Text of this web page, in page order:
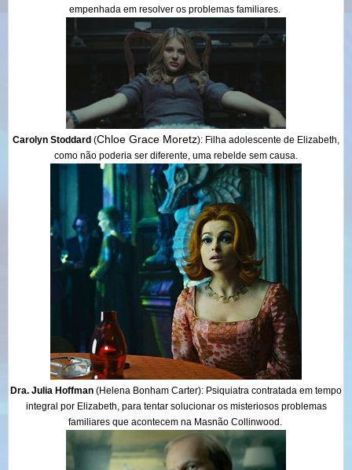
empenhada em resolver os problemas familiares.
Carolyn Stoddard (Chloe Grace Moretz): Filha adolescente de Elizabeth,
como não poderia ser diferente, uma rebelde sem causa.
Dra. Julia Hoffman (Helena Bonham Carter): Psiquiatra contratada em tempo
integral por Elizabeth, para tentar solucionar os misteriosos problemas
familiares que acontecem na Masnão Collinwood.